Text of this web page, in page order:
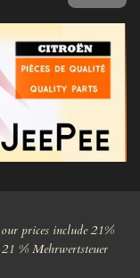
prices include 21%
% Mehrwertsteuer